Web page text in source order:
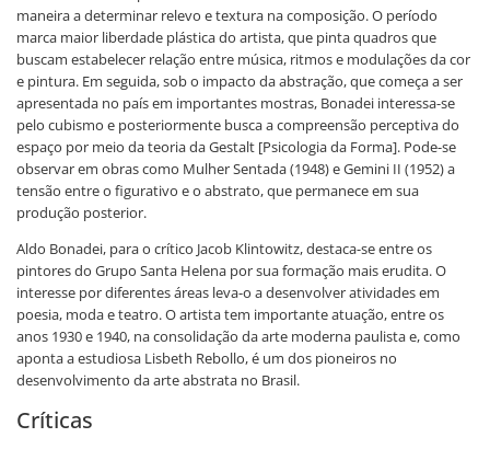
maneira a determinar relevo e textura na composição. O período
marca maior liberdade plástica do artista, que pinta quadros que
buscam estabelecer relação entre música, ritmos e modulações da cor
e pintura. Em seguida, sob o impacto da abstração, que começa a ser
apresentada no país em importantes mostras, Bonadei interessa-se
pelo cubismo e posteriormente busca a compreensão perceptiva do
espaço por meio da teoria da Gestalt [Psicologia da Forma]. Pode-se
observar em obras como Mulher Sentada (1948) e Gemini II (1952) a
tensão entre o figurativo e o abstrato, que permanece em sua
produção posterior.
Aldo Bonadei, para o crítico Jacob Klintowitz, destaca-se entre os
pintores do Grupo Santa Helena por sua formação mais erudita. O
interesse por diferentes áreas leva-o a desenvolver atividades em
poesia, moda e teatro. O artista tem importante atuação, entre os
anos 1930 e 1940, na consolidação da arte moderna paulista e, como
aponta a estudiosa Lisbeth Rebollo, é um dos pioneiros no
desenvolvimento da arte abstrata no Brasil.
Críticas